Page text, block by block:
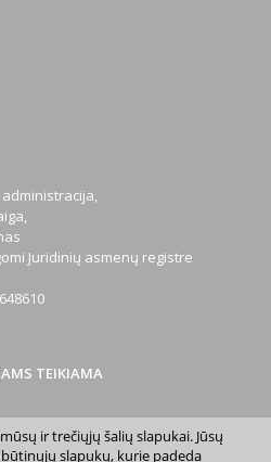
Juridinių asmenų registre
TEIKIAMA
ir trečiųjų šalių slapukai. Jūsų
slapukų, kurie padeda